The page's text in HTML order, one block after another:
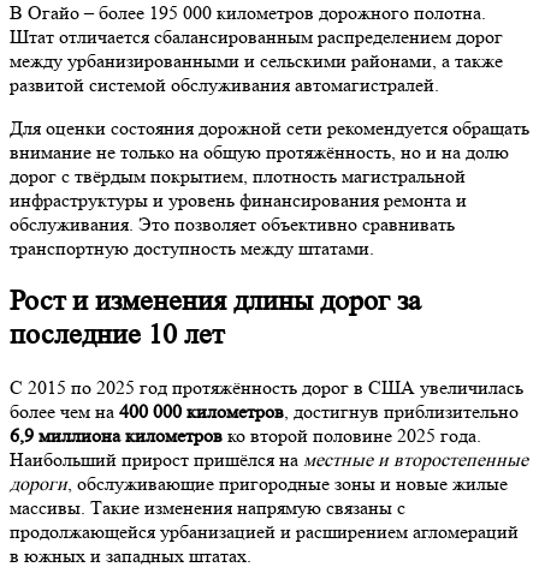
В Огайо – более 195 000 километров дорожного полотна.
Штат отличается сбалансированным распределением дорог
между урбанизированными и сельскими районами, а также
развитой системой обслуживания автомагистралей.
Для оценки состояния дорожной сети рекомендуется обращать
внимание не только на общую протяжённость, но и на долю
дорог с твёрдым покрытием, плотность магистральной
инфраструктуры и уровень финансирования ремонта и
обслуживания. Это позволяет объективно сравнивать
транспортную доступность между штатами.
Рост и изменения длины дорог за
последние 10 лет
С 2015 по 2025 год протяжённость дорог в США увеличилась
более чем на 400 000 километров, достигнув приблизительно
6,9 миллиона километров ко второй половине 2025 года.
Наибольший прирост пришёлся на местные и второстепенные
дороги, обслуживающие пригородные зоны и новые жилые
массивы. Такие изменения напрямую связаны с
продолжающейся урбанизацией и расширением агломераций
в южных и западных штатах.